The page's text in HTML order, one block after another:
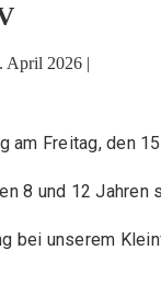
April 2026 |
am Freitag, den
8 und 12 Jahren
bei unserem